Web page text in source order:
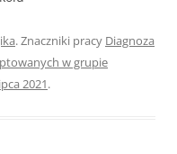
. Znaczniki pracy Diagnoza
w grupie
2021.